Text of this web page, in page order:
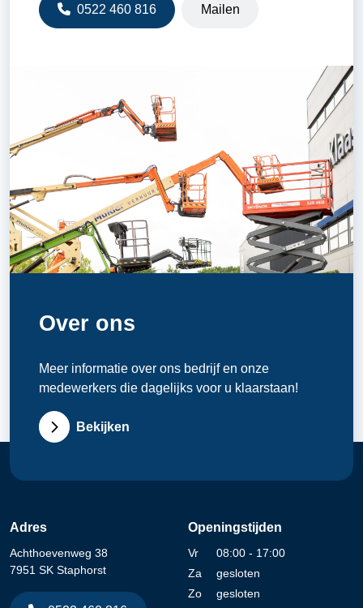
0522 460 816 Mailen
Over ons
Meer informatie over ons bedrijf en onze
medewerkers die dagelijks voor u klaarstaan!
Bekijken
Adres
Achthoevenweg 38
7951 SK Staphorst
Openingstijden
Vr
08:00 - 17:00
Za
gesloten
Zo
gesloten